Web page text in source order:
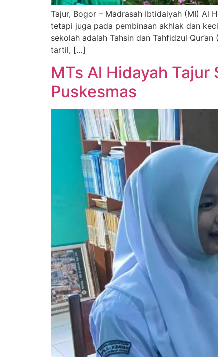
Tajur, Bogor – Madrasah Ibtidaiyah (MI) Al
tetapi juga pada pembinaan akhlak dan
sekolah adalah Tahsin dan Tahfidzul
tartil, […]
MTs Al Hidayah
Puskesmas